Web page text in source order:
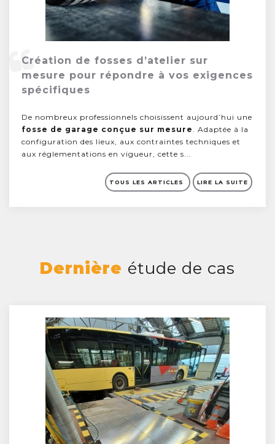
Création de fosses d’atelier sur
mesure pour répondre à vos exigences
spécifiques
De nombreux professionnels choisissent aujourd’hui une
fosse de garage conçue sur mesure
. Adaptée à la
configuration des lieux, aux contraintes techniques et
aux réglementations en vigueur, cette s...
TOUS LES ARTICLES LIRE LA SUITE
Dernière étude de cas